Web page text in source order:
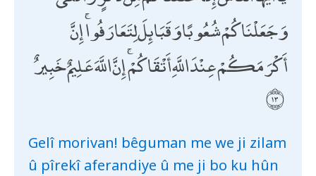
وَجَعَلْنَاكُمْ شُعُوبًا وَقَبَائِلَ لِتَعَارَفُوا ۚ إِنَّ
أَكْرَمَكُمْ عِنْدَ اللَّهِ أَتْقَاكُمْ ۚ إِنَّ اللَّهَ عَلِيمٌ خَبِيرٌ
Gelî morivan! bêguman me we ji zilam
û pîrekî aferandiye û me ji bo ku hûn